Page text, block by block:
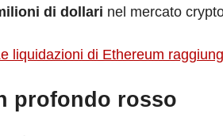
di dollari nel mercato
liquidazioni di Ethereum
profondo rosso